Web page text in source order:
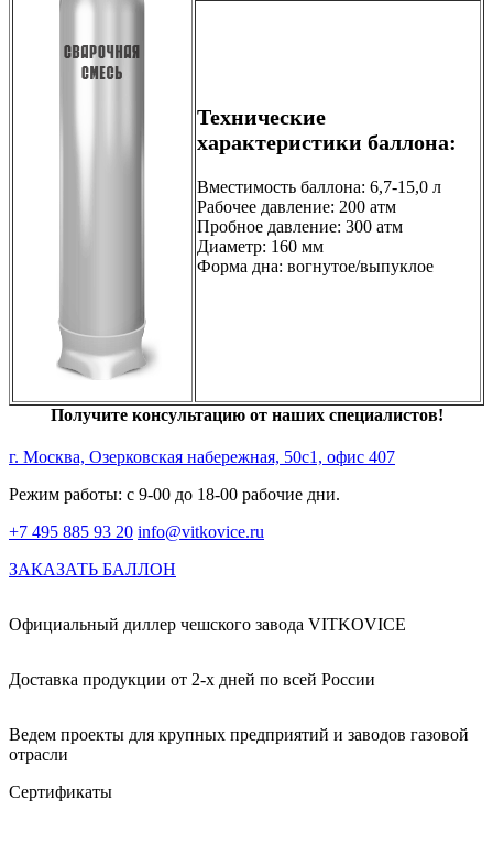
Технические
характеристики баллона:
Вместимость баллона: 6,7-15,0 л
Рабочее давление: 200 атм
Пробное давление: 300 атм
Диаметр: 160 мм
Форма дна: вогнутое/выпуклое
Получите консультацию от наших специалистов!
г. Москва, Озерковская набережная, 50с1, офис 407
Режим работы: с 9-00 до 18-00 рабочие дни.
+7 495 885 93 20 info@vitkovice.ru
ЗАКАЗАТЬ БАЛЛОН
Официальный диллер чешского завода VITKOVICE
Доставка продукции от 2-х дней по всей России
Ведем проекты для крупных предприятий и заводов газовой
отрасли
Сертификаты